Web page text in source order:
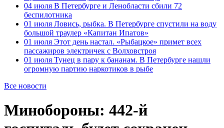
04 июля В Петербурге и Ленобласти сбили 72
беспилотника
01 июля Ловись, рыбка. В Петербурге спустили на воду
большой траулер «Капитан Ипатов»
01 июля Этот день настал. «Рыбацкое» примет всех
пассажиров электричек с Волховстроя
01 июля Тунец в пару к бананам. В Петербурге нашли
огромную партию наркотиков в рыбе
Все новости
Минобороны: 442-й